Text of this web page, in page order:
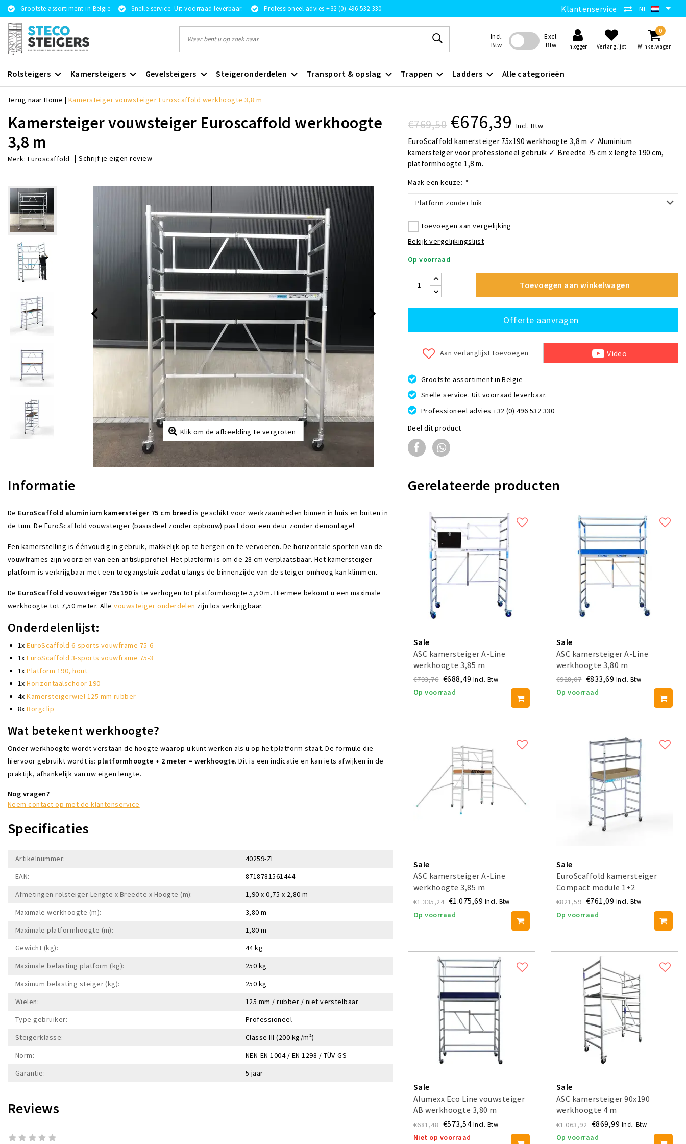
Grootste assortiment in België Snelle service. Uit voorraad leverbaar. Professioneel advies +32 (0) 496 532 330 Klantenservice NL
Incl.
Btw
Excl.
Btw
Inloggen Verlanglijst
0
Winkelwagen
Rolsteigers Kamersteigers Gevelsteigers Steigeronderdelen Transport & opslag Trappen Ladders Alle categorieën
Terug naar Home | Kamersteiger vouwsteiger Euroscaffold werkhoogte 3,8 m
Kamersteiger vouwsteiger Euroscaffold werkhoogte
3,8 m
Merk: Euroscaffold |Schrijf je eigen review
Klik om de afbeelding te vergroten
€769,50 €676,39 Incl. Btw
EuroScaffold kamersteiger 75x190 werkhoogte 3,8 m ✓ Aluminium
kamersteiger voor professioneel gebruik ✓ Breedte 75 cm x lengte 190 cm,
platformhoogte 1,8 m.
Maak een keuze: *
Platform zonder luik
Toevoegen aan vergelijking
Bekijk vergelijkingslijst
Op voorraad
Toevoegen aan winkelwagen
Offerte aanvragen
Aan verlanglijst toevoegen Video
Grootste assortiment in België
Snelle service. Uit voorraad leverbaar.
Professioneel advies +32 (0) 496 532 330
Deel dit product
Informatie
De EuroScaffold aluminium kamersteiger 75 cm breedis geschikt voor werkzaamheden binnen in huis en buiten in
de tuin. De EuroScaffold vouwsteiger (basisdeel zonder opbouw) past door een deur zonder demontage!
Een kamerstelling is éénvoudig in gebruik, makkelijk op te bergen en te vervoeren. De horizontale sporten van de
vouwframes zijn voorzien van een antislipprofiel. Het platform is om de 28 cm verplaatsbaar. Het kamersteiger
platform is verkrijgbaar met een toegangsluik zodat u langs de binnenzijde van de steiger omhoog kan klimmen.
De EuroScaffold vouwsteiger 75x190 is te verhogen tot platformhoogte 5,50 m. Hiermee bekomt u een maximale
werkhoogte tot 7,50 meter. Allevouwsteiger onderdelen zijn los verkrijgbaar.
Onderdelenlijst:
1xEuroScaffold 6-sports vouwframe 75-6
1xEuroScaffold 3-sports vouwframe 75-3
1xPlatform 190, hout
1xHorizontaalschoor 190
4xKamersteigerwiel 125 mm rubber
8xBorgclip
Wat betekent werkhoogte?
Onder werkhoogte wordt verstaan de hoogte waarop u kunt werken als u op het platform staat. De formule die
hiervoor gebruikt wordt is: platformhoogte + 2 meter = werkhoogte. Dit is een indicatie en kan iets afwijken in de
praktijk, afhankelijk van uw eigen lengte.
Nog vragen?
Neem contact op met de klantenservice
Specificaties
Artikelnummer:
40259-ZL
EAN:
8718781561444
Afmetingen rolsteiger Lengte x Breedte x Hoogte (m):
1,90 x 0,75 x 2,80 m
Maximale werkhoogte (m):
3,80 m
Maximale platformhoogte (m):
1,80 m
Gewicht (kg):
44 kg
Maximale belasting platform (kg):
250 kg
Maximum belasting steiger (kg):
250 kg
Wielen:
125 mm / rubber / niet verstelbaar
Type gebruiker:
Professioneel
Steigerklasse:
Classe III (200 kg/m²)
Norm:
NEN-EN 1004 / EN 1298 / TÜV-GS
Garantie:
5 jaar
Reviews
Gerelateerde producten
Sale
ASC kamersteiger A-Line
werkhoogte 3,85 m
€793,76 €688,49 Incl. Btw
Op voorraad
Sale
ASC kamersteiger A-Line
werkhoogte 3,80 m
€928,07 €833,69 Incl. Btw
Op voorraad
Sale
ASC kamersteiger A-Line
werkhoogte 3,85 m
€1.335,24 €1.075,69 Incl. Btw
Op voorraad
Sale
EuroScaffold kamersteiger
Compact module 1+2
werkhoogte 3,5 m
€821,59 €761,09 Incl. Btw
Op voorraad
Sale
Alumexx Eco Line vouwsteiger
AB werkhoogte 3,80 m
€681,48 €573,54 Incl. Btw
Niet op voorraad
Sale
ASC kamersteiger 90x190
werkhoogte 4 m
€1.063,92 €869,99 Incl. Btw
Op voorraad